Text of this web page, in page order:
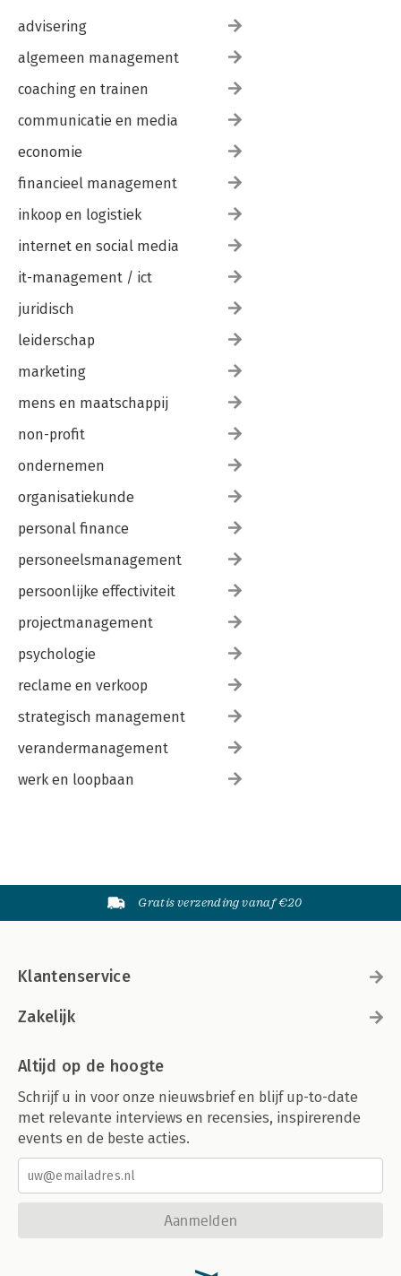
advisering
algemeen management
coaching en trainen
communicatie en media
economie
financieel management
inkoop en logistiek
internet en social media
it-management / ict
juridisch
leiderschap
marketing
mens en maatschappij
non-profit
ondernemen
organisatiekunde
personal finance
personeelsmanagement
persoonlijke effectiviteit
projectmanagement
psychologie
reclame en verkoop
strategisch management
verandermanagement
werk en loopbaan
Gratis verzending vanaf €20
Klantenservice
Zakelijk
Altijd op de hoogte
Schrijf u in voor onze nieuwsbrief en blijf up-to-date
met relevante interviews en recensies, inspirerende
events en de beste acties.
Aanmelden